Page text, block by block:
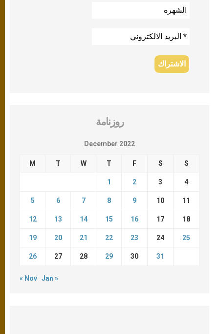
روزنامة
December 2022
M T W T F S S
1 2 3 4
5 6 7 8 9 10 11
12 13 14 15 16 17 18
19 20 21 22 23 24 25
26 27 28 29 30 31
« Nov Jan »